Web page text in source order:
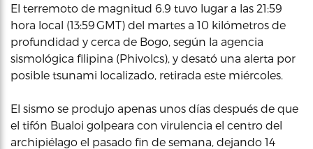
El terremoto de magnitud 6.9 tuvo lugar a las 21:59
hora local (13:59 GMT) del martes a 10 kilómetros de
profundidad y cerca de Bogo, según la agencia
sismológica filipina (Phivolcs), y desató una alerta por
posible tsunami localizado, retirada este miércoles.
El sismo se produjo apenas unos días después de que
el tifón Bualoi golpeara con virulencia el centro del
archipiélago el pasado fin de semana, dejando 14